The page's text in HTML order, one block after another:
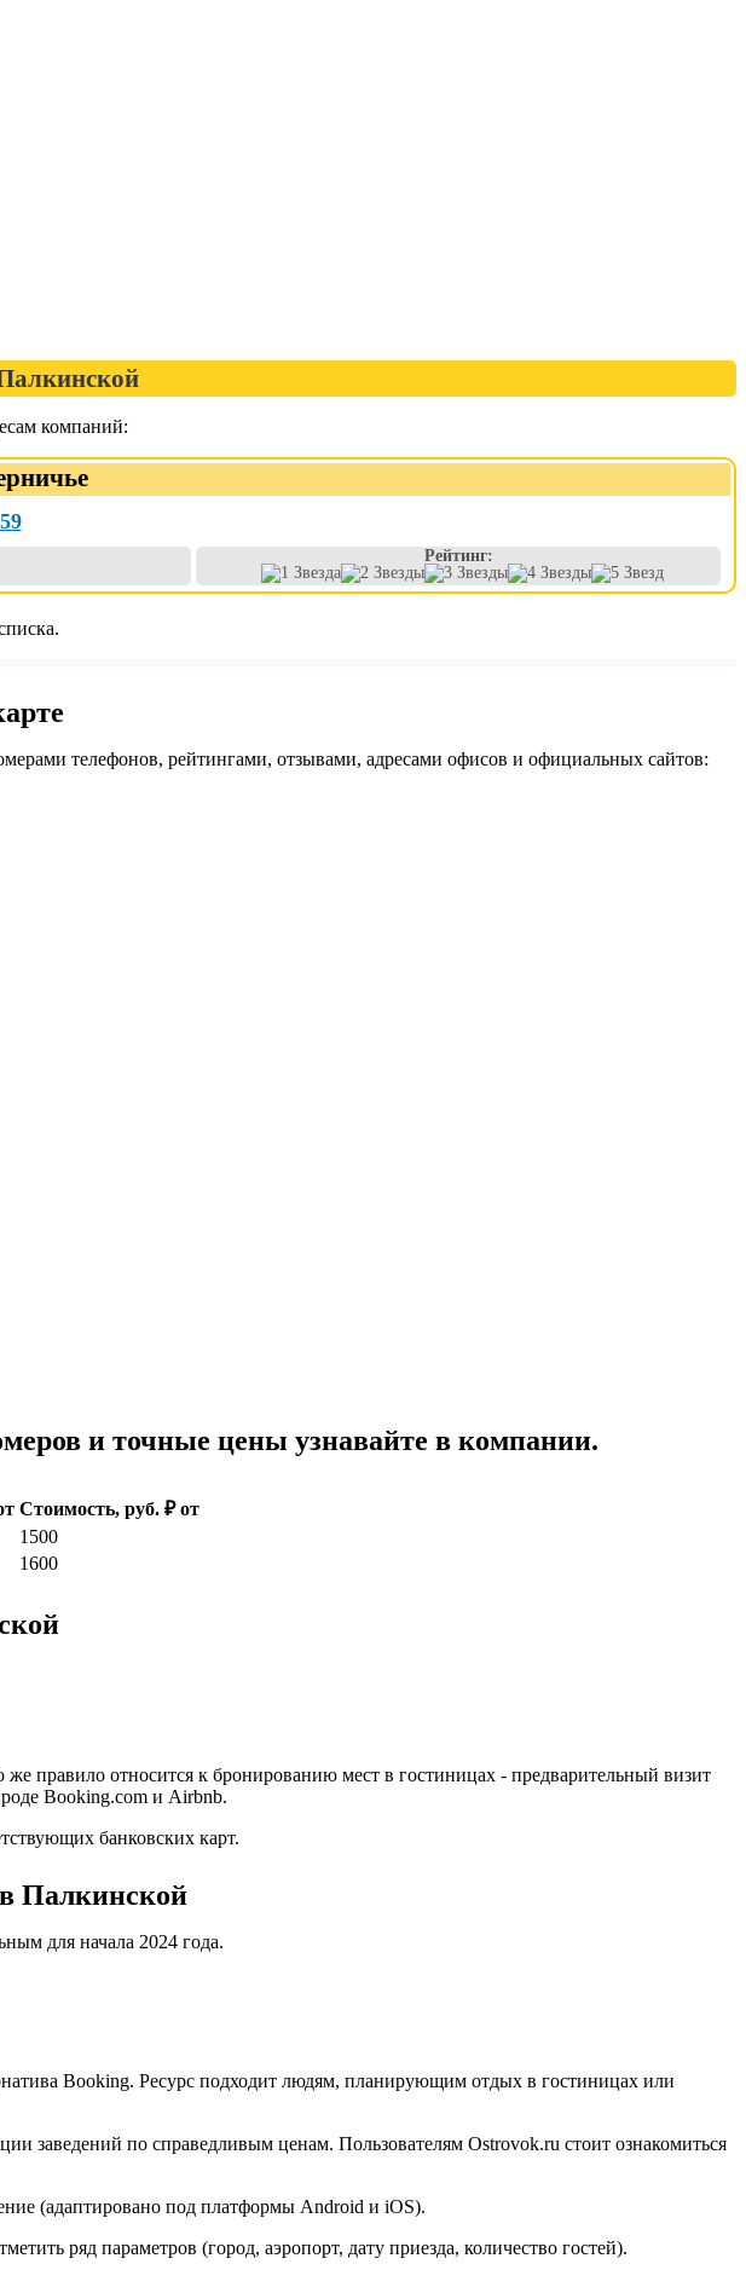
компаний:
Рейтинг:
телефонов, рейтингами, отзывами, адресами офисов и официальных сайтов:
и точные цены узнавайте в компании.
Стоимость, руб. ₽ от
1500
1600
правило относится к бронированию мест в гостиницах - предварительный визит
Booking.com и Airbnb.
банковских карт.
Палкинской
для начала 2024 года.
Booking. Ресурс подходит людям, планирующим отдых в гостиницах или
заведений по справедливым ценам. Пользователям Ostrovok.ru стоит ознакомиться
(адаптировано под платформы Android и iOS).
ряд параметров (город, аэропорт, дату приезда, количество гостей).